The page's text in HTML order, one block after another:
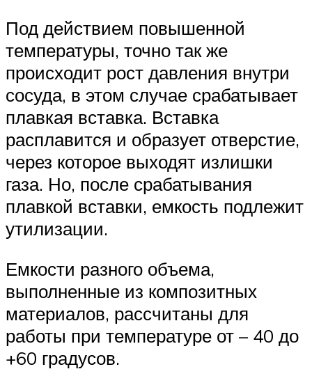
Под действием повышенной
температуры, точно так же
происходит рост давления внутри
сосуда, в этом случае срабатывает
плавкая вставка. Вставка
расплавится и образует отверстие,
через которое выходят излишки
газа. Но, после срабатывания
плавкой вставки, емкость подлежит
утилизации.
Емкости разного объема,
выполненные из композитных
материалов, рассчитаны для
работы при температуре от – 40 до
+60 градусов.